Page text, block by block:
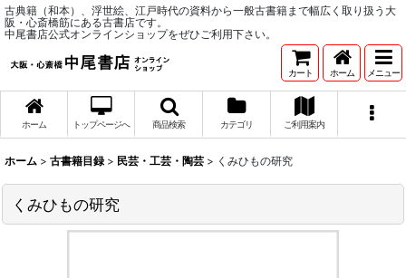
古典籍（和本）、浮世絵、江戸時代の資料から一般古書籍まで幅広く取り扱う大
阪・心斎橋筋にある古書店です。
中尾書店公式オンラインショップをぜひご利用下さい。
カート ホーム メニュー
ホーム トップページへ 商品検索 カテゴリ ご利用案内
ホーム > 古書籍目録 > 民芸・工芸・陶芸 > くみひもの研究
くみひもの研究